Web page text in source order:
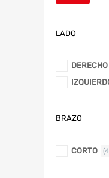
LADO
DERECHO
BRAZO
CORTO